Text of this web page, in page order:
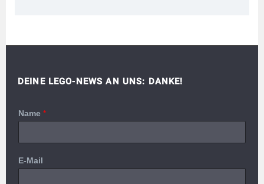
DEINE LEGO-NEWS AN UNS: DANKE!
Name *
E-Mail